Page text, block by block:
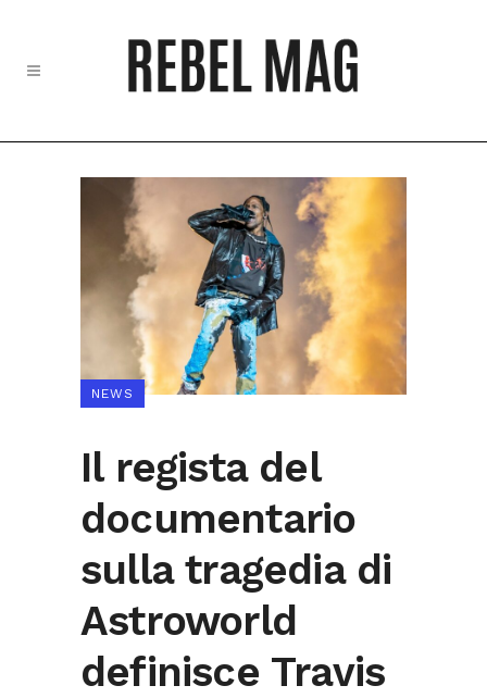
NEWS
Il regista del
documentario
sulla tragedia di
Astroworld
definisce Travis